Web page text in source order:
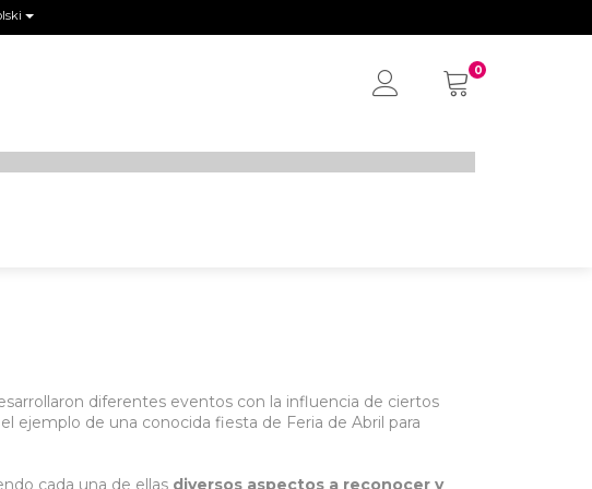
0
diferentes eventos con la influencia de ciertos
ejemplo de una conocida fiesta de Feria de Abril para
cada una de ellas diversos aspectos a reconocer y